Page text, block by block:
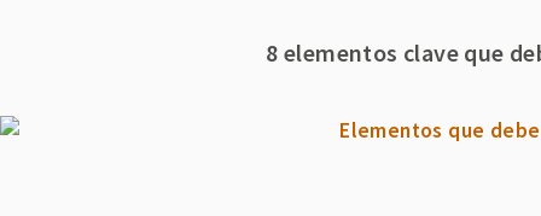
8 elementos clave que